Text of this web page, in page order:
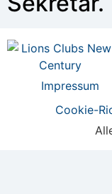
Impressum
Cookie-